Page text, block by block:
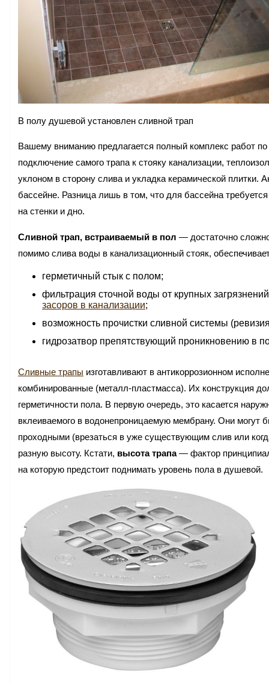
В полу душевой установлен сливной трап
Вашему вниманию предлагается полный комплекс работ
подключение самого трапа к стояку канализации,
уклоном в сторону слива и укладка керамической плитки.
бассейне. Разница лишь в том, что для бассейна
на стенки и дно.
Сливной трап, встраиваемый в пол — достаточно
помимо слива воды в канализационный стояк,
герметичный стык с полом;
фильтрация сточной воды от крупных
засоров в канализации;
возможность прочистки сливной системы
гидрозатвор препятствующий проникновению в
Сливные трапы изготавливают в антикоррозионном
комбинированные (металл-пластмасса). Их конструкция
герметичности пола. В первую очередь, это касается
вклеиваемого в водонепроницаемую мембрану. Они могут
проходными (врезаться в уже существующим слив или
разную высоту. Кстати, высота трапа— фактор
на которую предстоит поднимать уровень пола в душевой.